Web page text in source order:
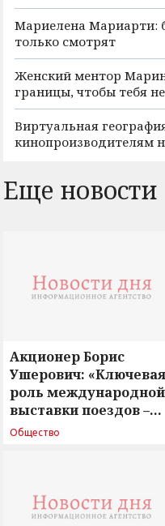
Мариелена Мариарти:
только смотрят
Женский ментор
границы, чтобы тебя
Виртуальная
кинопроизводителям
Еще новости
Акционер Борис
Ушерович: «Ключевая
роль международной
выставки поездов –
поиск ответов на
Общество